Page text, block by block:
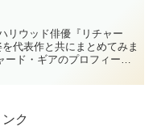
リウッド俳優『リチャー
代表作と共にまとめてみま
ド・ギアのプロフィール
ク